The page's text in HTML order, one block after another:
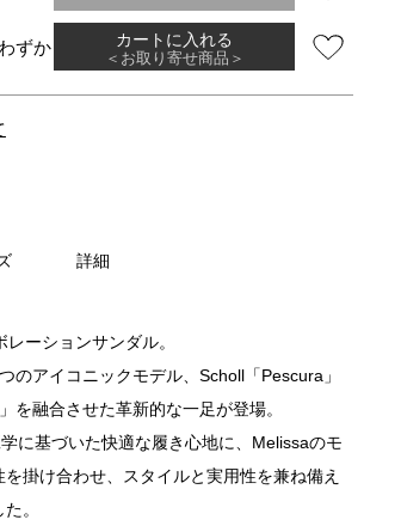
ずか カートに入れる
＜お取り寄せ商品＞
詳細
ーションサンダル。
のアイコニックモデル、Scholl「Pescura」
を融合させた革新的な一足が登場。
に基づいた快適な履き心地に、Melissaのモ
掛け合わせ、スタイルと実用性を兼ね備え
。